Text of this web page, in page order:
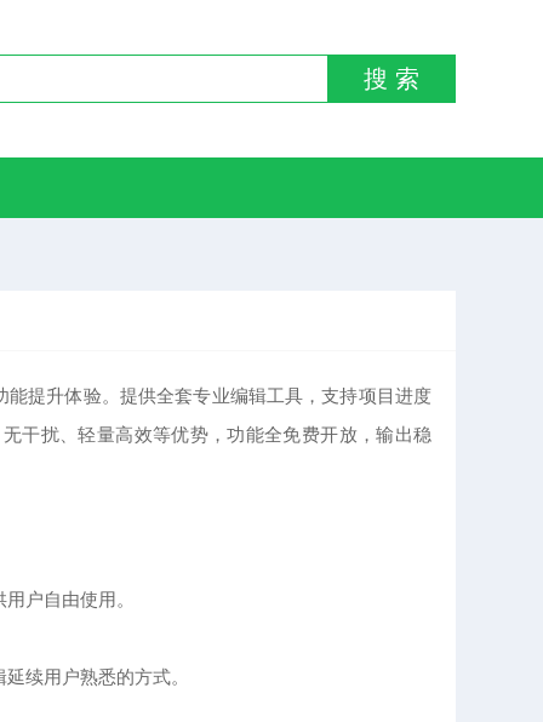
搜 索
提升体验。提供全套专业编辑工具，支持项目进度
干扰、轻量高效等优势，功能全免费开放，输出稳
户自由使用。
续用户熟悉的方式。